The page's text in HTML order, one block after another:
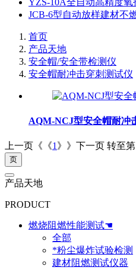
JCB-6型自动放样建材不
首页
产品天地
安全帽/安全带检测仪
安全帽耐冲击穿刺测试仪
AQM-NCJ型安全帽耐冲
上一页《《1 》》下一页 转至第
产品天地
PRODUCT
燃烧阻燃性能测试☚
全部
*粉尘爆炸试验检测
建材阻燃测试仪器